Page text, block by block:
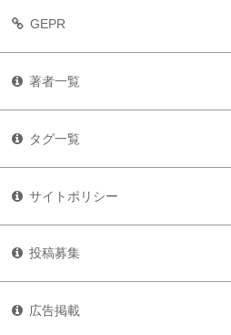
GEPR
著者一覧
タグ一覧
サイトポリシー
投稿募集
広告掲載